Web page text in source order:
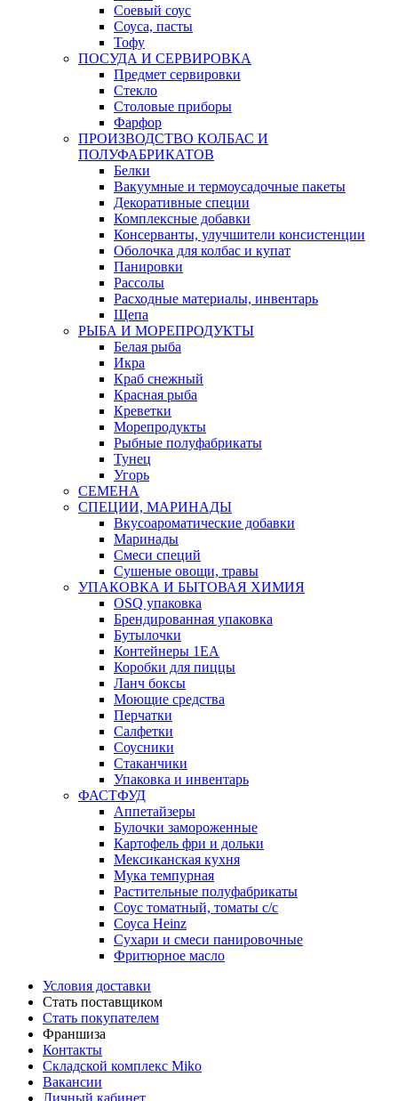
Соевый соус
Соуса, пасты
Тофу
ПОСУДА И СЕРВИРОВКА
Предмет сервировки
Стекло
Столовые приборы
Фарфор
ПРОИЗВОДСТВО КОЛБАС И
ПОЛУФАБРИКАТОВ
Белки
Вакуумные и термоусадочные пакеты
Декоративные специи
Комплексные добавки
Консерванты, улучшители консистенции
Оболочка для колбас и купат
Панировки
Рассолы
Расходные материалы, инвентарь
Щепа
РЫБА И МОРЕПРОДУКТЫ
Белая рыба
Икра
Краб снежный
Красная рыба
Креветки
Морепродукты
Рыбные полуфабрикаты
Тунец
Угорь
СЕМЕНА
СПЕЦИИ, МАРИНАДЫ
Вкусоароматические добавки
Маринады
Смеси специй
Сушеные овощи, травы
УПАКОВКА И БЫТОВАЯ ХИМИЯ
OSQ упаковка
Брендированная упаковка
Бутылочки
Контейнеры 1ЕА
Коробки для пиццы
Ланч боксы
Моющие средства
Перчатки
Салфетки
Соусники
Стаканчики
Упаковка и инвентарь
ФАСТФУД
Аппетайзеры
Булочки замороженные
Картофель фри и дольки
Мексиканская кухня
Мука темпурная
Растительные полуфабрикаты
Соус томатный, томаты с/с
Соуса Heinz
Сухари и смеси панировочные
Фритюрное масло
Условия доставки
Стать поставщиком
Стать покупателем
Франшиза
Контакты
Складской комплекс Miko
Вакансии
Личный кабинет